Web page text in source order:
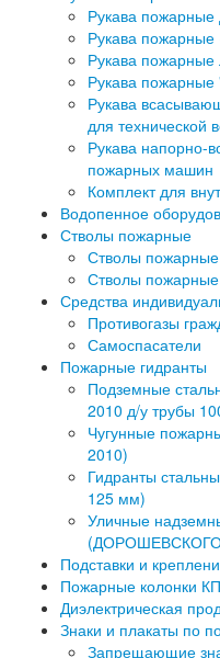
Рукава
Рукава
Рукава пожарные
Рукава пожарные
Рукава
для технической
Рукава напорно-
пожарных машин
Комплект для
Водопенное
Стволы пожарные
Стволы
Стволы
Средства
Противогазы
Самоспасатели
Пожарные гидранты
Подземные
2010 д/у трубы
Чугунные
2010)
Гидранты
125 мм)
Уличные
Подставки и
Пожарные колонки
Диэлектрическая
Знаки и плакаты по
Запрещающие